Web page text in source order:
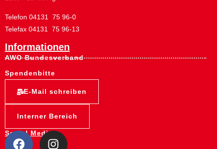
Telefon 04131 75 96-0
Telefax 04131 75 96-13
Informationen
AWO Bundesverband
Spendenbitte
E-Mail schreiben
Interner Bereich
Social Media: